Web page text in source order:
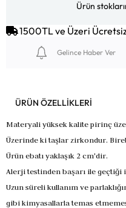
Ürün
1500TL ve Üzeri
Gelince Haber Ver
ÜRÜN ÖZELLIKLERI
Materyali yüksek kalite pirinç
Üzerinde ki taşlar zirkondur.
Ürün ebatı yaklaşık 2 cm'dir.
Alerji testinden başarı ile
Uzun süreli kullanım ve
gibi kimyasallarla temas